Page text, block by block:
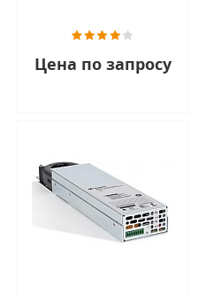
Цена по запросу